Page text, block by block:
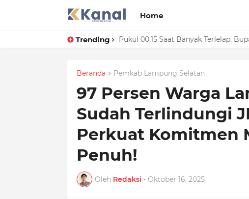
Home
Trending Pukul 00.15 Saat Banyak Terlelap,
Prestasi Beruntun! Lampung
Beranda Pemkab Lampung Selatan
97 Persen Warga
Sudah Terlindungi
Perkuat Komitmen
Penuh!
Oleh Redaksi - Oktober 16, 2025